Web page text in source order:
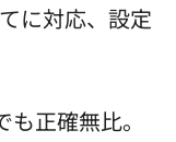
に対応、設定
も正確無比。